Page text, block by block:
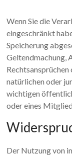
Wenn Sie die
eingeschränkt
Speicherung
Geltendmachung,
Rechtsansprüchen
natürlichen oder
wichtigen
oder eines
Der Nutzung von